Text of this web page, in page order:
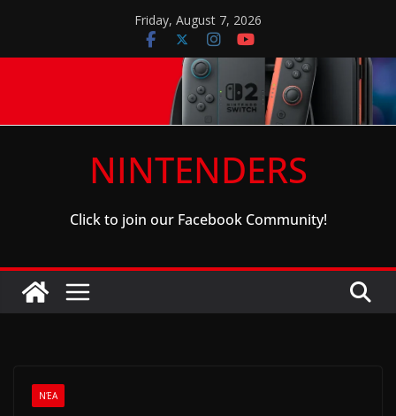
content
Friday, August 7, 2026
NINTENDERS
Click to join our Facebook Community!
ΝΈΑ